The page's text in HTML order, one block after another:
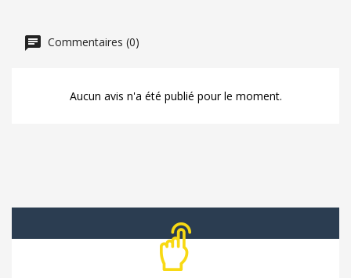
Commentaires (0)
Aucun avis n'a été publié pour le moment.